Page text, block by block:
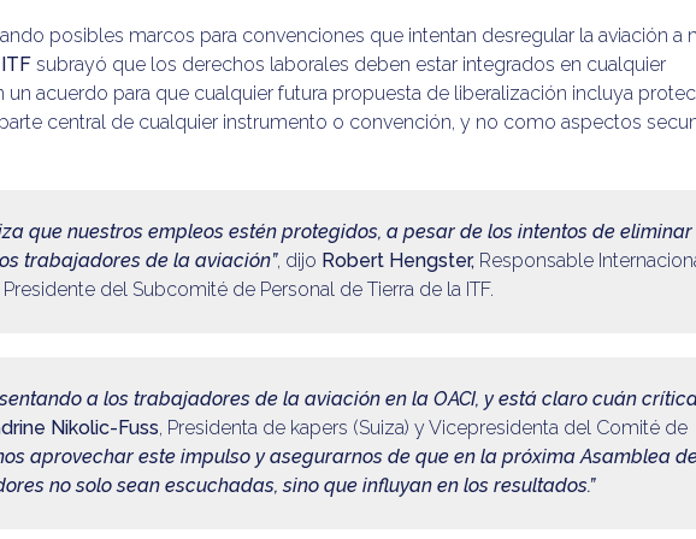
posibles marcos para convenciones que intentan desregular la aviación a
ITF subrayó que los derechos laborales deben estar integrados en cualquier
acuerdo para que cualquier futura propuesta de liberalización incluya
central de cualquier instrumento o convención, y no como aspectos
que nuestros empleos estén protegidos, a pesar de los intentos de
trabajadores de la aviación”, dijo Robert Hengster, Responsable
del Subcomité de Personal de Tierra de la ITF.
a los trabajadores de la aviación en la OACI, y está claro cuán
Nikolic-Fuss, Presidenta de kapers (Suiza) y Vicepresidenta del Comité de
aprovechar este impulso y asegurarnos de que en la próxima Asamblea
no solo sean escuchadas, sino que influyan en los resultados.”